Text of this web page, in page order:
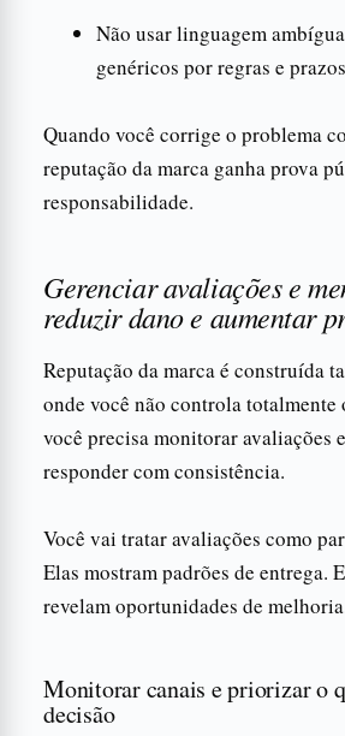
Não usar linguagem
genéricos por regras e
Quando você corrige o problema
reputação da marca ganha prova
responsabilidade.
Gerenciar avaliações e
reduzir dano e aumentar
Reputação da marca é construída
onde você não controla totalmente
você precisa monitorar avaliações
responder com consistência.
Você vai tratar avaliações como
Elas mostram padrões de entrega.
revelam oportunidades de
Monitorar canais e priorizar o
decisão